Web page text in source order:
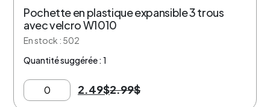
Pochette en plastique expansible 3 trous
avec velcro W1010
En stock : 502
Quantité suggérée : 1
2.49$2.99$